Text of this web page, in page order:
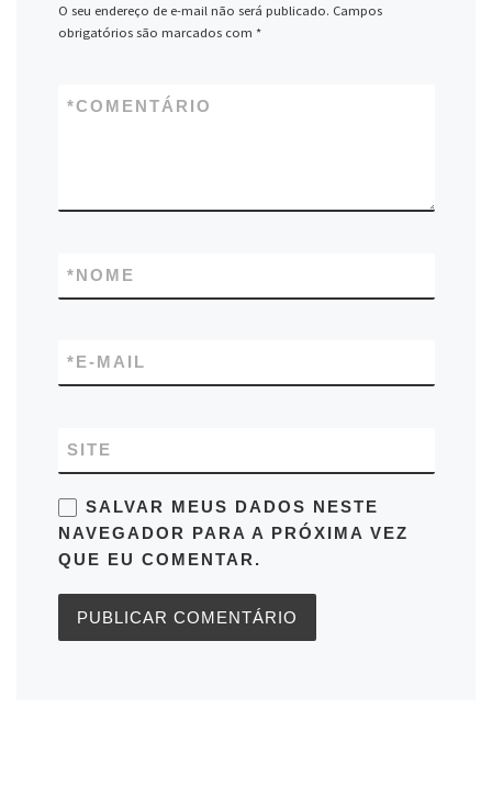
O seu endereço de e-mail não será publicado. Campos
obrigatórios são marcados com *
COMENTÁRIO
*
NOME
*
E-MAIL
*
SITE
SALVAR MEUS DADOS NESTE
NAVEGADOR PARA A PRÓXIMA VEZ
QUE EU COMENTAR.